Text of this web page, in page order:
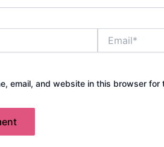
email, and website in this browser for